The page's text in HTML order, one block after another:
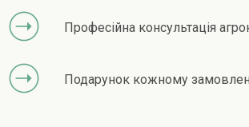
Професійна консультація
Подарунок кожному